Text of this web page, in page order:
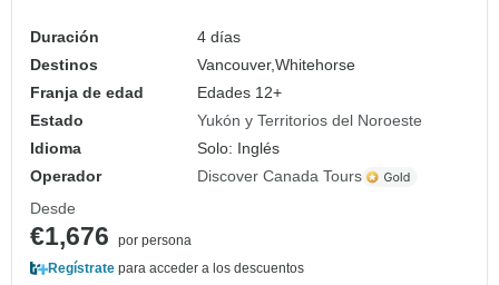
Duración
4 días
Destinos
Vancouver,Whitehorse
Franja de edad
Edades 12+
Estado
Yukón y Territorios del Noroeste
Idioma
Solo: Inglés
Operador
Discover Canada Tours
Desde
€1,676
por persona
Regístrate para acceder a los descuentos